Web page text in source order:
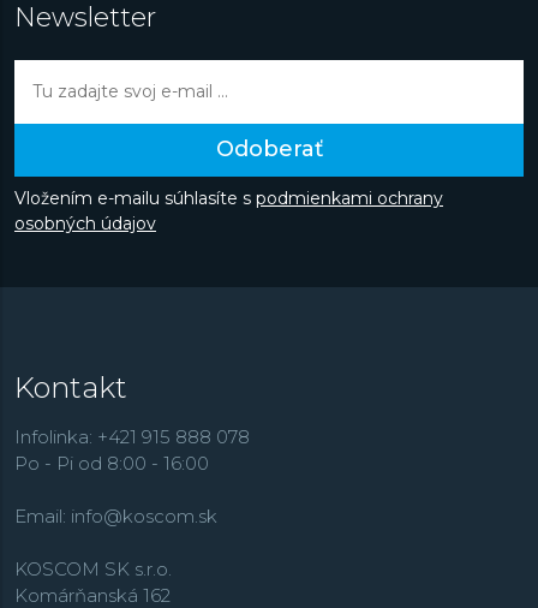
Newsletter
Odoberať
Vložením e-mailu súhlasíte s podmienkami ochrany
osobných údajov
Kontakt
Infolinka: +421 915 888 078
Po - Pi od 8:00 - 16:00
Email: info@koscom.sk
KOSCOM SK s.r.o.
Komárňanská 162